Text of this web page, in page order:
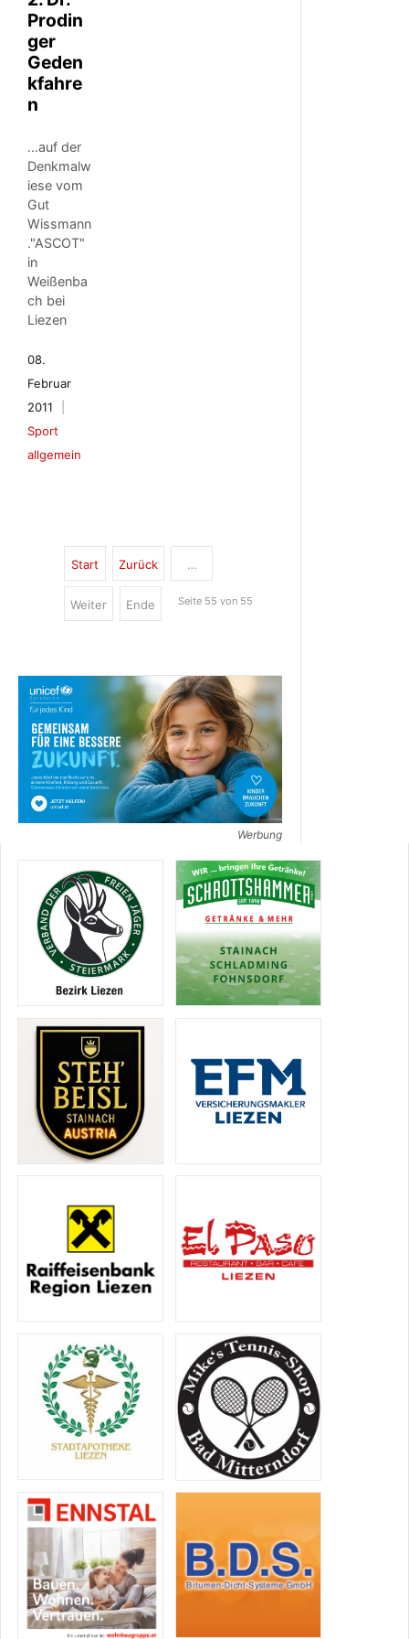
Prodin
ger
Geden
kfahre
n
…auf der
Denkmalw
iese vom
Gut
Wissmann
."ASCOT"
in
Weißenba
ch bei
Liezen
08.
Februar
2011
Sport
allgemein
Start Zurück …
Weiter Ende Seite 55 von 55
Werbung